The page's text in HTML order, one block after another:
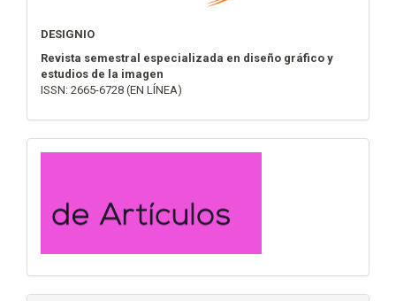
DESIGNIO
Revista semestral especializada en diseño gráfico y
estudios de la imagen
ISSN: 2665-6728 (EN LÍNEA)
convocatoria